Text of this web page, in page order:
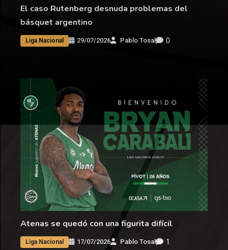
El caso Rutenberg desnuda problemas del
básquet argentino
Liga Nacional 29/07/2026 Pablo Tosal 0
Atenas se quedó con una figurita difícil
Liga Nacional 17/07/2026 Pablo Tosal 1